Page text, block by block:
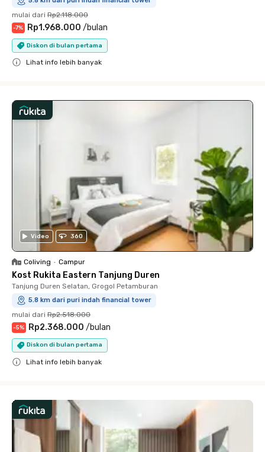
mulai dari Rp2.118.000
-7% Rp1.968.000 /bulan
Diskon di bulan pertama
Lihat info lebih banyak
Video 360
Coliving • Campur
Kost Rukita Eastern Tanjung Duren
Tanjung Duren Selatan, Grogol Petamburan
5.8 km dari puri indah financial tower
mulai dari Rp2.518.000
-5% Rp2.368.000 /bulan
Diskon di bulan pertama
Lihat info lebih banyak